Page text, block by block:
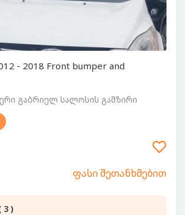
- 2018 Front bumper and
გაბრიელ სალოსის გამზირი
ფასი შეთანხმებით
3 )